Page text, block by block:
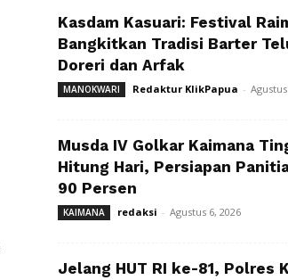
Kasdam Kasuari: Festival
Bangkitkan Tradisi Barter
Doreri dan Arfak
MANOKWARI Redaktur KlikPapua -
Musda IV Golkar Kaimana
Hitung Hari, Persiapan
90 Persen
KAIMANA redaksi - Agustus 6, 2026
Jelang HUT RI ke-81, Polres